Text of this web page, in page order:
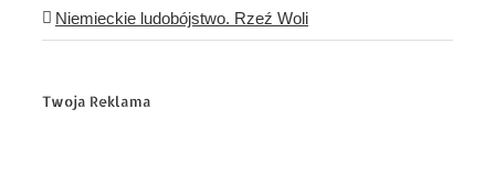
Niemieckie ludobójstwo. Rzeź Woli
Twoja Reklama